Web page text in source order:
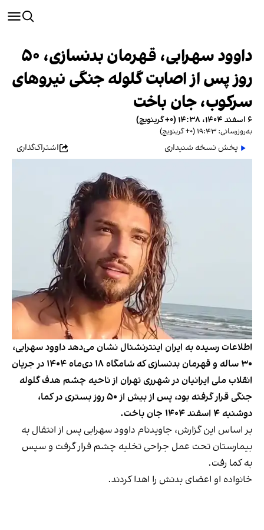
داوود سهرابی، قهرمان بدنسازی، ۵۰
روز پس از اصابت گلوله جنگی نیروهای
سرکوب، جان باخت
۶ اسفند ۱۴۰۴، ۱۴:۳۸ (‎+۰ گرینویچ)
به‌روزرسانی: ۱۹:۴۳ (‎+۰ گرینویچ)
پخش نسخه شنیداری اشتراک‌گذاری
اطلاعات رسیده به ایران اینترنشنال نشان می‌دهد داوود سهرابی،
۳۰ ساله و قهرمان بدنسازی که شامگاه ۱۸ دی‌ماه ۱۴۰۴ در جریان
انقلاب ملی ایرانیان در شهرری تهران از ناحیه چشم هدف گلوله
جنگی قرار گرفته بود، پس از بیش از ۵۰ روز بستری در کما،
دوشنبه ۴ اسفند ۱۴۰۴ جان باخت.
بر اساس این گزارش، جاویدنام داوود سهرابی پس از انتقال به
بیمارستان تحت عمل جراحی تخلیه چشم قرار گرفت و سپس
به کما رفت.
خانواده او اعضای بدنش را اهدا کردند.